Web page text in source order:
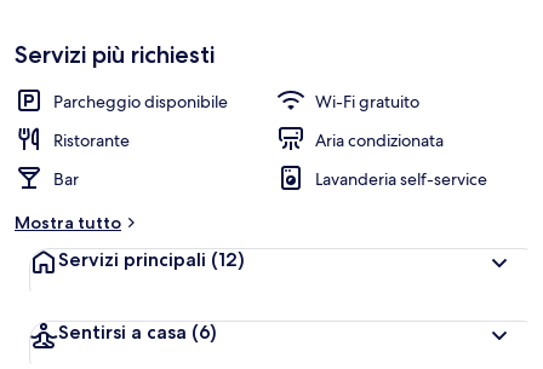
Servizi più richiesti
Parcheggio disponibile
Wi-Fi gratuito
Ristorante
Aria condizionata
Bar
Lavanderia self-service
Mostra tutto
Servizi principali (12)
Sentirsi a casa (6)